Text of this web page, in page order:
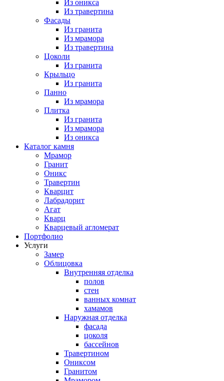
Из оникса
Из травертина
Фасады
Из гранита
Из мрамора
Из травертина
Цоколи
Из гранита
Крыльцо
Из гранита
Панно
Из мрамора
Плитка
Из гранита
Из мрамора
Из оникса
Каталог камня
Мрамор
Гранит
Оникс
Травертин
Кварцит
Лабрадорит
Агат
Кварц
Кварцевый агломерат
Портфолио
Услуги
Замер
Облицовка
Внутренняя отделка
полов
стен
ванных комнат
хамамов
Наружная отделка
фасада
цоколя
бассейнов
Травертином
Ониксом
Гранитом